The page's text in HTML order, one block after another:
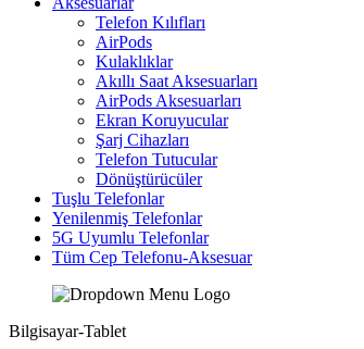
Telefon Kılıfları
AirPods
Kulaklıklar
Akıllı Saat Aksesuarları
AirPods Aksesuarları
Ekran Koruyucular
Şarj Cihazları
Telefon Tutucular
Dönüştürücüler
Tuşlu Telefonlar
Yenilenmiş Telefonlar
5G Uyumlu Telefonlar
Tüm Cep Telefonu-Aksesuar
Bilgisayar-Tablet